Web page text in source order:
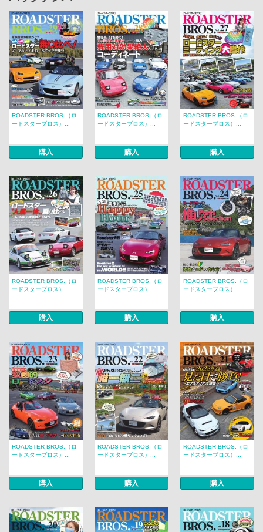
ROADSTER BROS.（ロ
ードスターブロス）...
購入
ROADSTER BROS.（ロ
ードスターブロス）...
購入
ROADSTER BROS.（ロ
ードスターブロス）...
購入
ROADSTER BROS.（ロ
ードスターブロス）...
購入
ROADSTER BROS.（ロ
ードスターブロス）...
購入
ROADSTER BROS.（ロ
ードスターブロス）...
購入
ROADSTER BROS.（ロ
ードスターブロス）...
購入
ROADSTER BROS.（ロ
ードスターブロス）...
購入
ROADSTER BROS.（ロ
ードスターブロス）...
購入